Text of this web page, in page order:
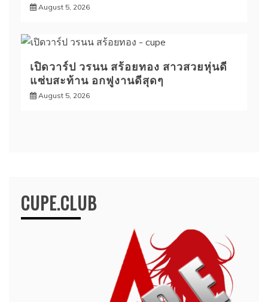
August 5, 2026
เปิดวาร์ป วรนน สร้อยทอง สาวสวยหุ่นดี
แซ่บสะท้าน อกฟูงานดีสุดๆ
August 5, 2026
CUPE.CLUB